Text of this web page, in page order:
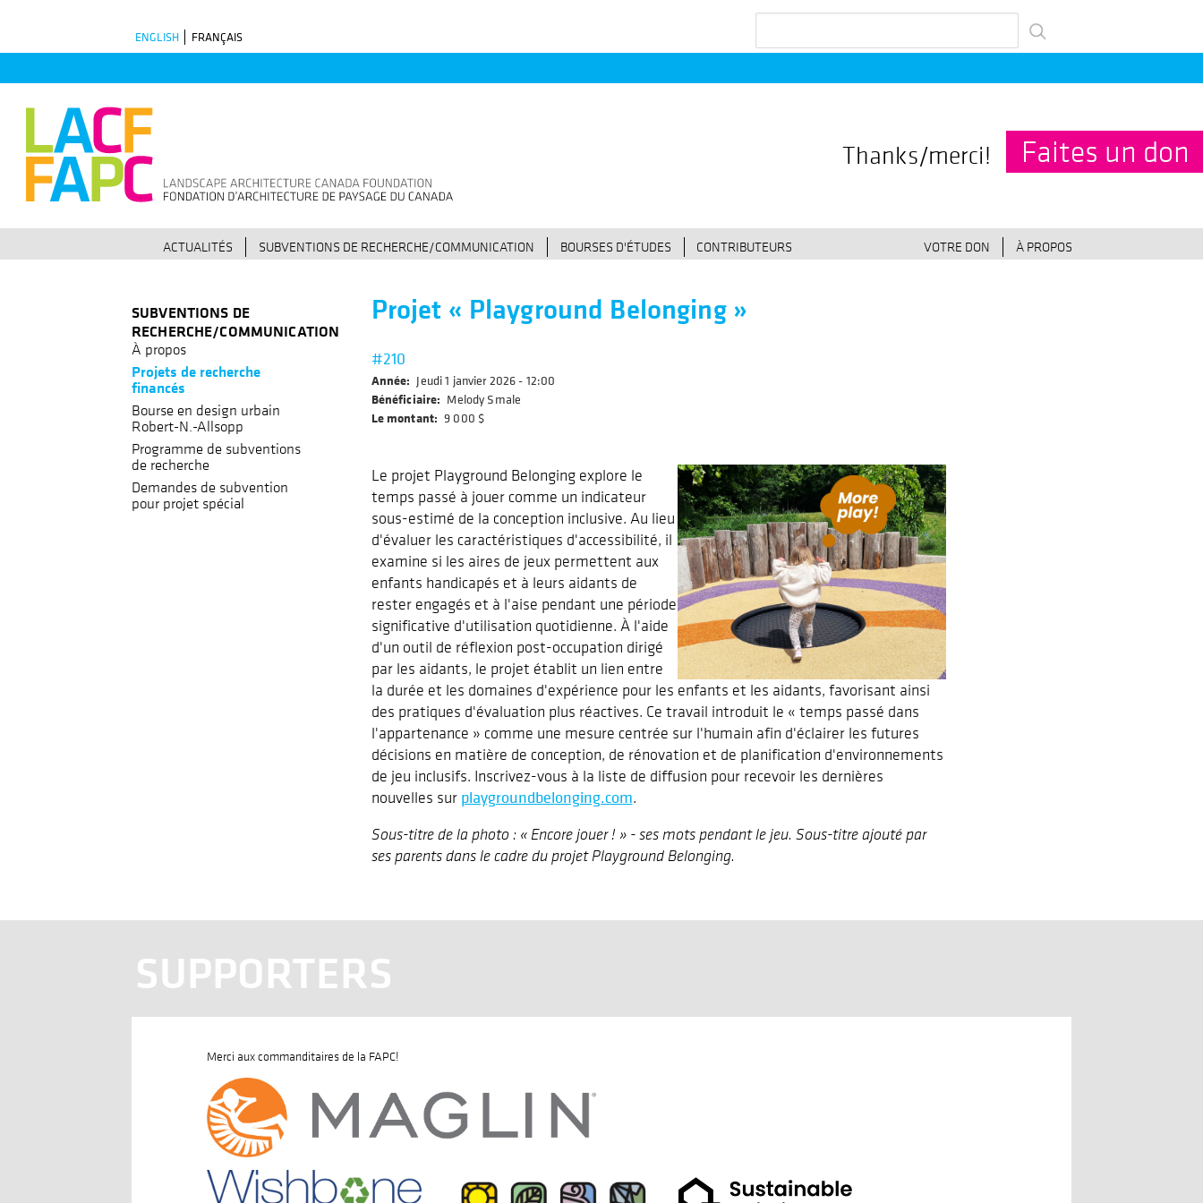
ENGLISH FRANÇAIS
Thanks/merci! Faites un don
ACTUALITÉS SUBVENTIONS DE RECHERCHE/COMMUNICATION BOURSES D'ÉTUDES CONTRIBUTEURS VOTRE DON À PROPOS
Projet « Playground Belonging »
#210
Année
Jeudi 1 janvier 2026 - 12:00
Bénéficiaire
Melody Smale
Le montant 9 000 $
Le projet Playground Belonging explore le
temps passé à jouer comme un indicateur
sous-estimé de la conception inclusive. Au lieu
d'évaluer les caractéristiques d'accessibilité, il
examine si les aires de jeux permettent aux
enfants handicapés et à leurs aidants de
rester engagés et à l'aise pendant une période
significative d'utilisation quotidienne. À l'aide
d'un outil de réflexion post-occupation dirigé
par les aidants, le projet établit un lien entre
la durée et les domaines d'expérience pour les enfants et les aidants, favorisant ainsi
des pratiques d'évaluation plus réactives. Ce travail introduit le « temps passé dans
l'appartenance » comme une mesure centrée sur l'humain afin d'éclairer les futures
décisions en matière de conception, de rénovation et de planification d'environnements
de jeu inclusifs. Inscrivez-vous à la liste de diffusion pour recevoir les dernières
nouvelles sur playgroundbelonging.com.
Sous-titre de la photo : « Encore jouer ! » - ses mots pendant le jeu. Sous-titre ajouté par
ses parents dans le cadre du projet Playground Belonging.
SUBVENTIONS DE
RECHERCHE/COMMUNICATION
À propos
Projets de recherche
financés
Bourse en design urbain
Robert-N.-Allsopp
Programme de subventions
de recherche
Demandes de subvention
pour projet spécial
SUPPORTERS
Merci aux commanditaires de la FAPC!